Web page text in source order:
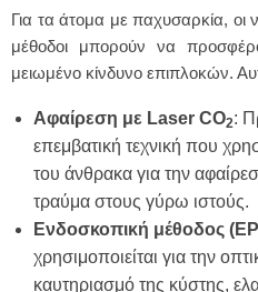
Για τα άτομα με παχυσαρκία, οι
μέθοδοι μπορούν να
μειωμένο κίνδυνο επιπλοκών.
Αφαίρεση με Laser CO2:
επεμβατική τεχνική που
του άνθρακα για την
τραύμα στους γύρω ιστούς.
Ενδοσκοπική μέθοδος
χρησιμοποιείται για την
καυτηριασμό της κύστης,